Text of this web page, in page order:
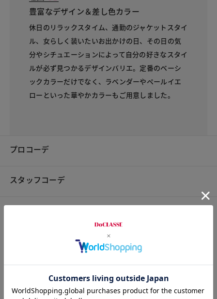
豊富なデザイン＆差し色カラー
休日のリラックスタイム、通勤のジャケットスタイ
ル、女らしく装いたいお出かけの日、その日の気
分やシチュエーションによって自分の好きなスタイ
ルが必ず見つかるデザインバリエ。定番のベーシ
ックカラーだけでなく、ラベンダーやペールイエ
ローといった華やかカラーもご用意しました。
プロコーデ
スタッフコーデ